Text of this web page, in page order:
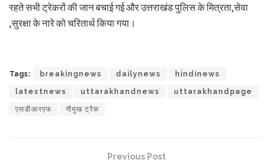
रहते सभी ट्रेकरों की जान बचाई गई और उत्तराखंड पुलिस के मित्रता,सेवा
,सुरक्षा के नारे को चरितार्थ किया गया।
Tags: breakingnews dailynews hindinews
latestnews uttarakhandnews uttarakhandpage
एसडीआरएफ गौमुख ट्रैक
Previous Post